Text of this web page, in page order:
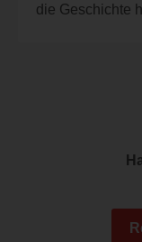
die Geschichte